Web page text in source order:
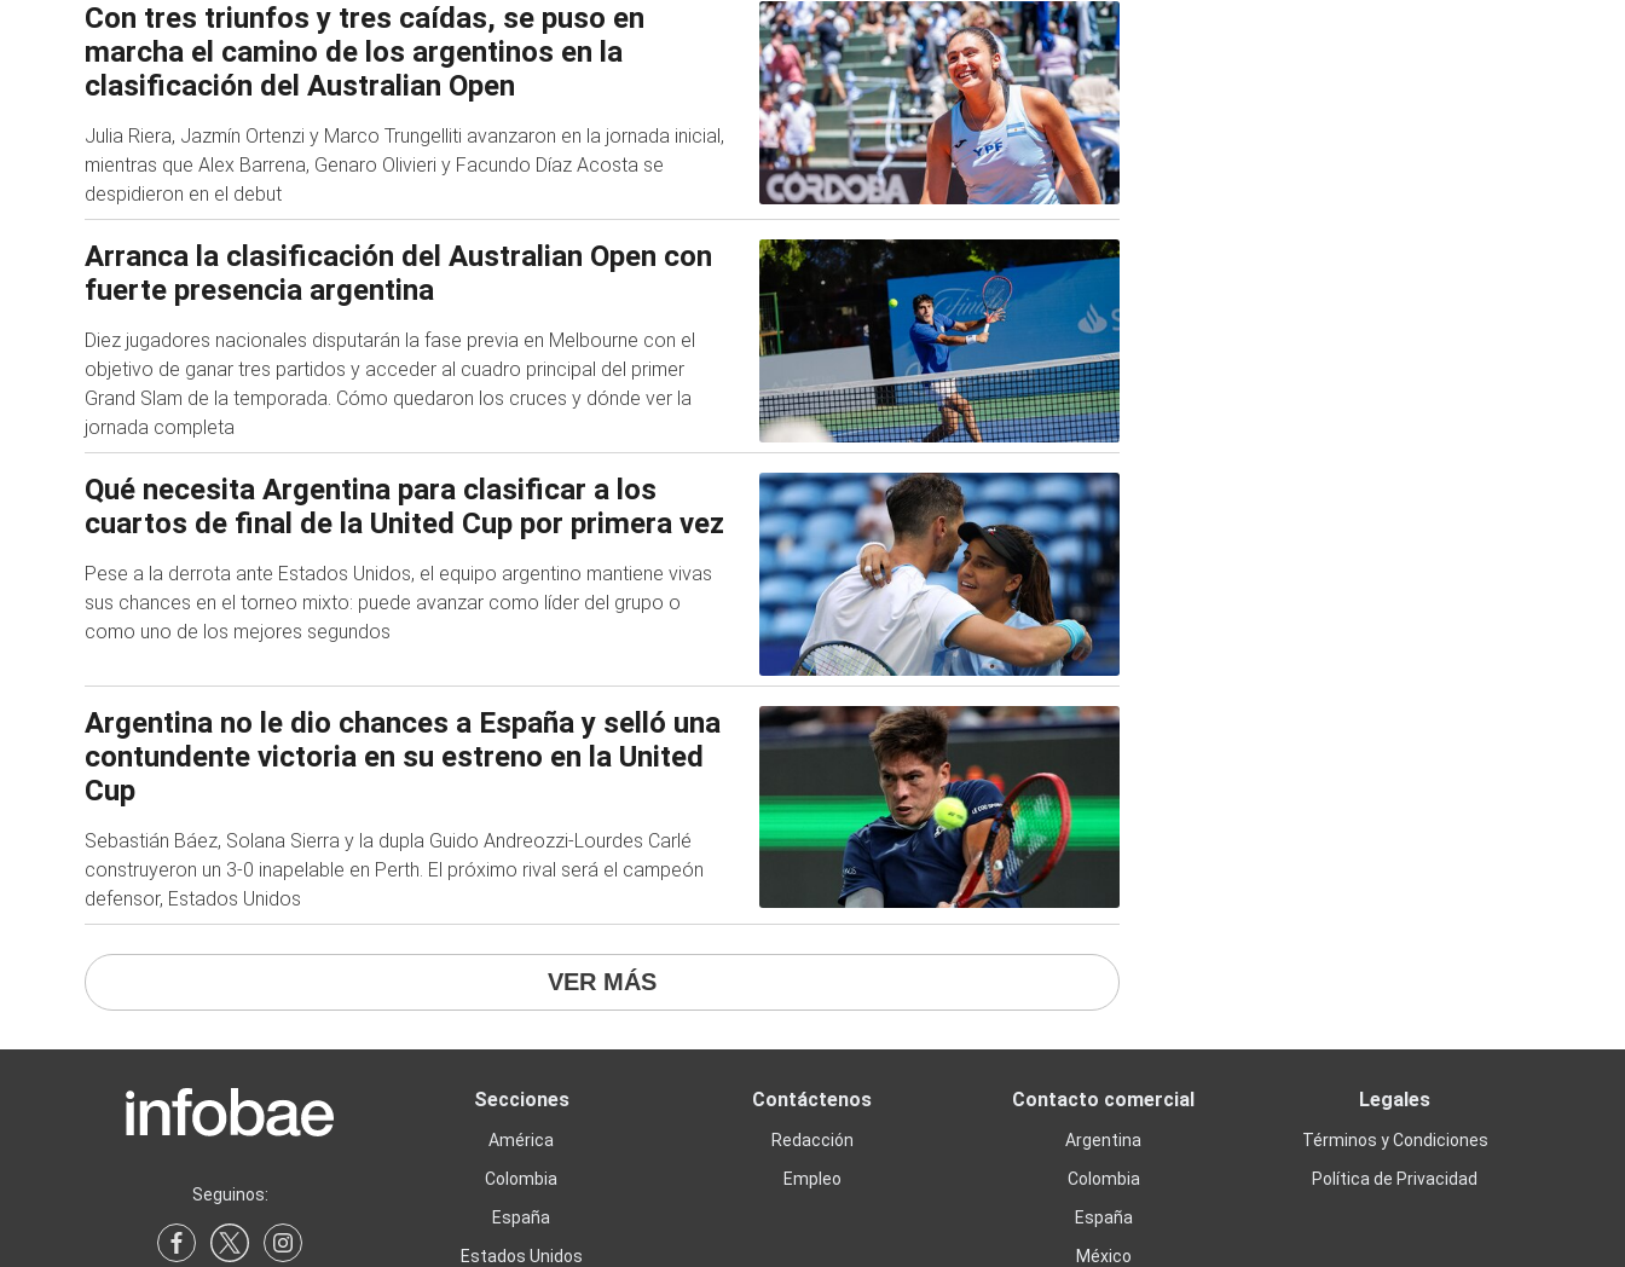
Con tres triunfos y tres caídas, se puso en
marcha el camino de los argentinos en la
clasificación del Australian Open
Julia Riera, Jazmín Ortenzi y Marco Trungelliti avanzaron en la jornada inicial,
mientras que Alex Barrena, Genaro Olivieri y Facundo Díaz Acosta se
despidieron en el debut
Arranca la clasificación del Australian Open con
fuerte presencia argentina
Diez jugadores nacionales disputarán la fase previa en Melbourne con el
objetivo de ganar tres partidos y acceder al cuadro principal del primer
Grand Slam de la temporada. Cómo quedaron los cruces y dónde ver la
jornada completa
Qué necesita Argentina para clasificar a los
cuartos de final de la United Cup por primera vez
Pese a la derrota ante Estados Unidos, el equipo argentino mantiene vivas
sus chances en el torneo mixto: puede avanzar como líder del grupo o
como uno de los mejores segundos
Argentina no le dio chances a España y selló una
contundente victoria en su estreno en la United
Cup
Sebastián Báez, Solana Sierra y la dupla Guido Andreozzi-Lourdes Carlé
construyeron un 3-0 inapelable en Perth. El próximo rival será el campeón
defensor, Estados Unidos
VER MÁS
Seguinos:
Secciones
América
Colombia
España
Estados Unidos
Contáctenos
Redacción
Empleo
Contacto comercial
Argentina
Colombia
España
México
Legales
Términos y Condiciones
Política de Privacidad